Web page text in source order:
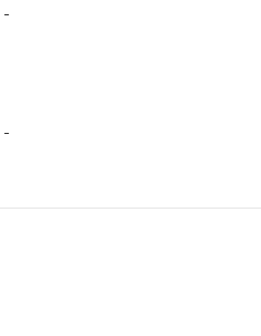
-
-